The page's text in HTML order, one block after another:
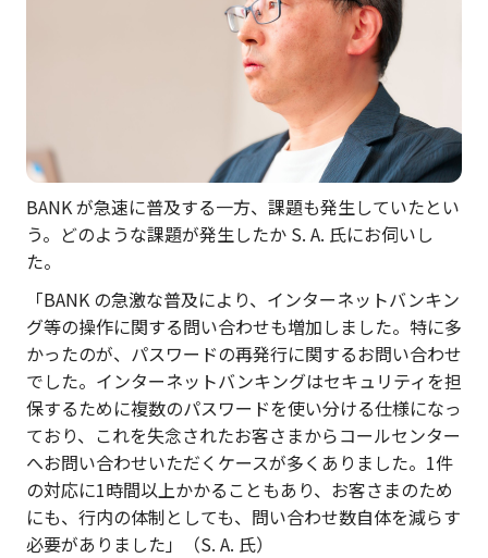
BANK が急速に普及する一方、課題も発生していたとい
う。どのような課題が発生したか S. A. 氏にお伺いし
た。
「BANK の急激な普及により、インターネットバンキン
グ等の操作に関する問い合わせも増加しました。特に多
かったのが、パスワードの再発行に関するお問い合わせ
でした。インターネットバンキングはセキュリティを担
保するために複数のパスワードを使い分ける仕様になっ
ており、これを失念されたお客さまからコールセンター
へお問い合わせいただくケースが多くありました。1件
の対応に1時間以上かかることもあり、お客さまのため
にも、行内の体制としても、問い合わせ数自体を減らす
必要がありました」（S. A. 氏）